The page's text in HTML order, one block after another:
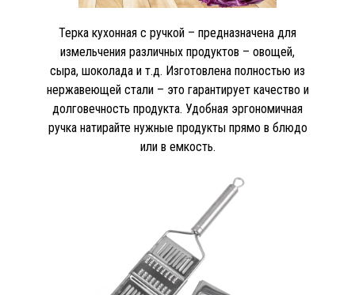
Терка кухонная с ручкой – предназначена для
измельчения различных продуктов – овощей,
сыра, шоколада и т.д. Изготовлена полностью из
нержавеющей стали – это гарантирует качество и
долговечность продукта. Удобная эргономичная
ручка натирайте нужные продукты прямо в блюдо
или в емкость.